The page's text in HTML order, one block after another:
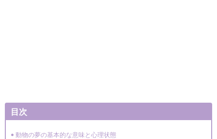
目次
動物の夢の基本的な意味と心理状態